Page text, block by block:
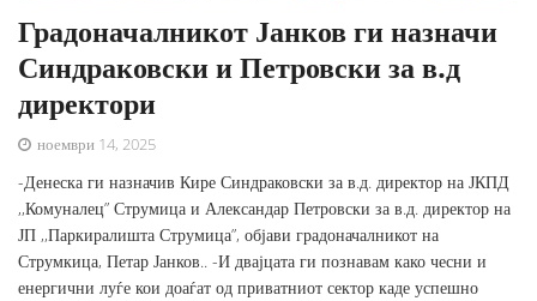
Градоначалникот Јанков ги назначи
Синдраковски и Петровски за в.д
директори
ноември 14, 2025
-Денеска ги назначив Кире Синдраковски за в.д. директор на ЈКПД
,,Комуналец” Струмица и Александар Петровски за в.д. директор на
ЈП ,,Паркиралишта Струмица”, објави градоначалникот на
Струмкица, Петар Јанков.. -И двајцата ги познавам како чесни и
енергични луѓе кои доаѓат од приватниот сектор каде успешно